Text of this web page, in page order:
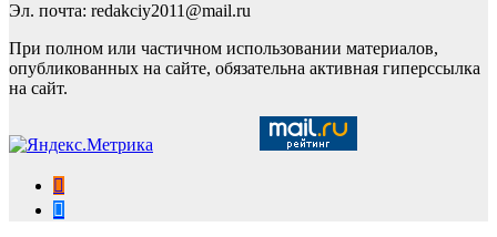
Эл. почта: redakciy2011@mail.ru
При полном или частичном использовании материалов,
опубликованных на сайте, обязательна активная гиперссылка
на сайт.